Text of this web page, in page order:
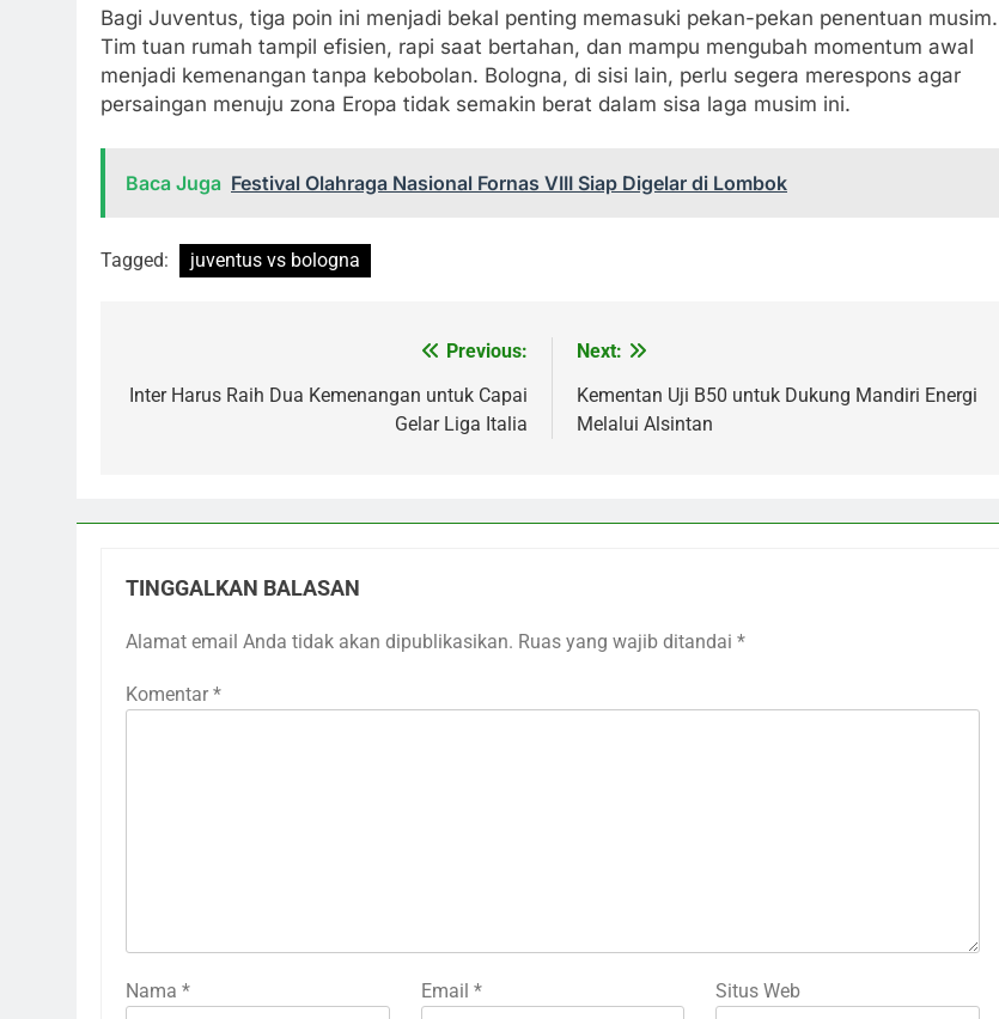
Bagi Juventus, tiga poin ini menjadi bekal penting memasuki pekan-pekan penentuan musim.
Tim tuan rumah tampil efisien, rapi saat bertahan, dan mampu mengubah momentum awal
menjadi kemenangan tanpa kebobolan. Bologna, di sisi lain, perlu segera merespons agar
persaingan menuju zona Eropa tidak semakin berat dalam sisa laga musim ini.
Baca Juga Festival Olahraga Nasional Fornas VIII Siap Digelar di Lombok
Tagged: juventus vs bologna
pos
Previous:
Inter Harus Raih Dua Kemenangan untuk Capai
Gelar Liga Italia
Next:
Kementan Uji B50 untuk Dukung Mandiri Energi
Melalui Alsintan
TINGGALKAN BALASAN
Alamat email Anda tidak akan dipublikasikan. Ruas yang wajib ditandai *
Komentar *
Nama * Email * Situs Web